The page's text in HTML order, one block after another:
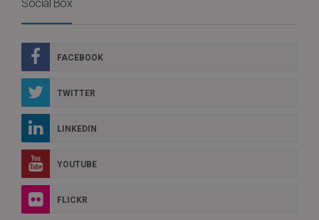
Social Box
FACEBOOK
TWITTER
LINKEDIN
YOUTUBE
FLICKR